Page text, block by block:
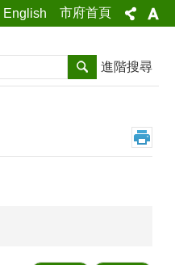
English 市府首頁
搜尋 進階搜尋